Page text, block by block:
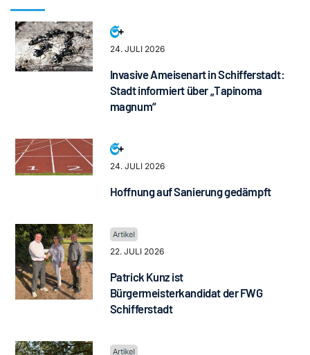
24. JULI 2026
Invasive Ameisenart in Schifferstadt:
Stadt informiert über „Tapinoma
magnum“
24. JULI 2026
Hoffnung auf Sanierung gedämpft
22. JULI 2026
Patrick Kunz ist
Bürgermeisterkandidat der FWG
Schifferstadt